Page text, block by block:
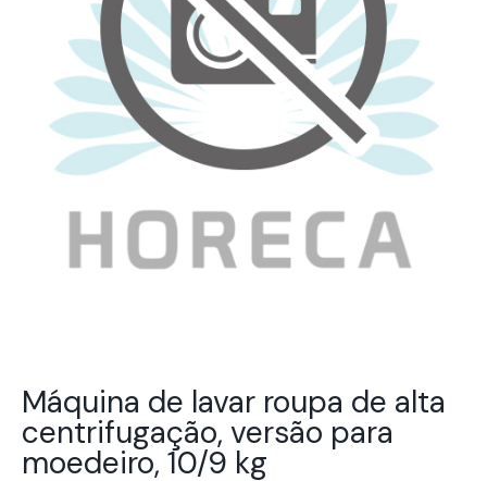
Máquina de lavar roupa de alta
centrifugação, versão para
moedeiro, 10/9 kg